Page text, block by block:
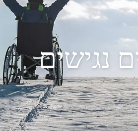
נגישים